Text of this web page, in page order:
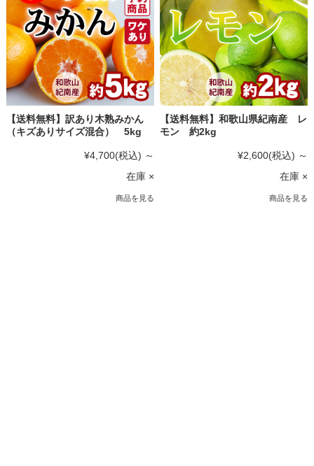
【送料無料】訳あり木熟みかん
（キズありサイズ混合） 5kg
¥4,700(税込) ～
在庫 ×
商品を見る
【送料無料】和歌山県紀南産 レ
モン 約2kg
¥2,600(税込) ～
在庫 ×
商品を見る